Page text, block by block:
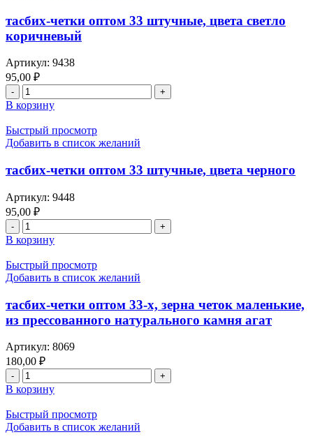
тасбих-четки оптом 33 штучные, цвета светло
коричневый
Артикул: 9438
95,00 ₽
В корзину
Быстрый просмотр
Добавить в список желаний
тасбих-четки оптом 33 штучные, цвета черного
Артикул: 9448
95,00 ₽
В корзину
Быстрый просмотр
Добавить в список желаний
тасбих-четки оптом 33-х, зерна четок маленькие,
из прессованного натурального камня агат
Артикул: 8069
180,00 ₽
В корзину
Быстрый просмотр
Добавить в список желаний